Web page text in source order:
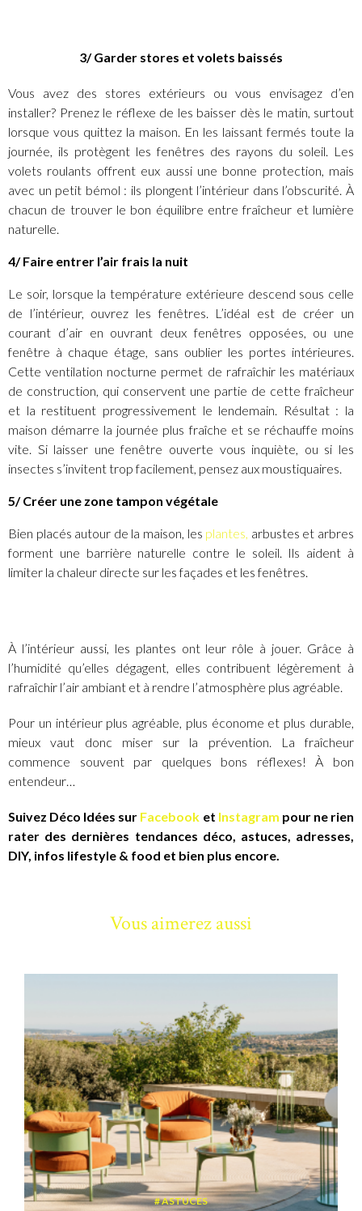
3/ Garder stores et volets baissés
Vous avez des stores extérieurs ou vous envisagez d’en
installer? Prenez le réflexe de les baisser dès le matin, surtout
lorsque vous quittez la maison. En les laissant fermés toute la
journée, ils protègent les fenêtres des rayons du soleil. Les
volets roulants offrent eux aussi une bonne protection, mais
avec un petit bémol : ils plongent l’intérieur dans l’obscurité. À
chacun de trouver le bon équilibre entre fraîcheur et lumière
naturelle.
4/ Faire entrer l’air frais la nuit
Le soir, lorsque la température extérieure descend sous celle
de l’intérieur, ouvrez les fenêtres. L’idéal est de créer un
courant d’air en ouvrant deux fenêtres opposées, ou une
fenêtre à chaque étage, sans oublier les portes intérieures.
Cette ventilation nocturne permet de rafraîchir les matériaux
de construction, qui conservent une partie de cette fraîcheur
et la restituent progressivement le lendemain. Résultat : la
maison démarre la journée plus fraîche et se réchauffe moins
vite. Si laisser une fenêtre ouverte vous inquiète, ou si les
insectes s’invitent trop facilement, pensez aux moustiquaires.
5/ Créer une zone tampon végétale
Bien placés autour de la maison, les plantes, arbustes et arbres
forment une barrière naturelle contre le soleil. Ils aident à
limiter la chaleur directe sur les façades et les fenêtres.
À l’intérieur aussi, les plantes ont leur rôle à jouer. Grâce à
l’humidité qu’elles dégagent, elles contribuent légèrement à
rafraîchir l’air ambiant et à rendre l’atmosphère plus agréable.
Pour un intérieur plus agréable, plus économe et plus durable,
mieux vaut donc miser sur la prévention. La fraîcheur
commence souvent par quelques bons réflexes! À bon
entendeur…
Suivez Déco Idées sur Facebook et Instagram pour ne rien
rater des dernières tendances déco, astuces, adresses,
DIY, infos lifestyle & food et bien plus encore.
Vous aimerez aussi
ASTUCES